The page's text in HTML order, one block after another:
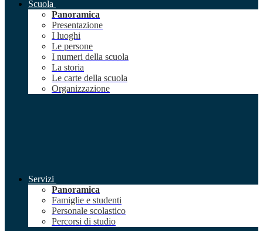
Scuola
Panoramica
Presentazione
I luoghi
Le persone
I numeri della scuola
La storia
Le carte della scuola
Organizzazione
Servizi
Panoramica
Famiglie e studenti
Personale scolastico
Percorsi di studio